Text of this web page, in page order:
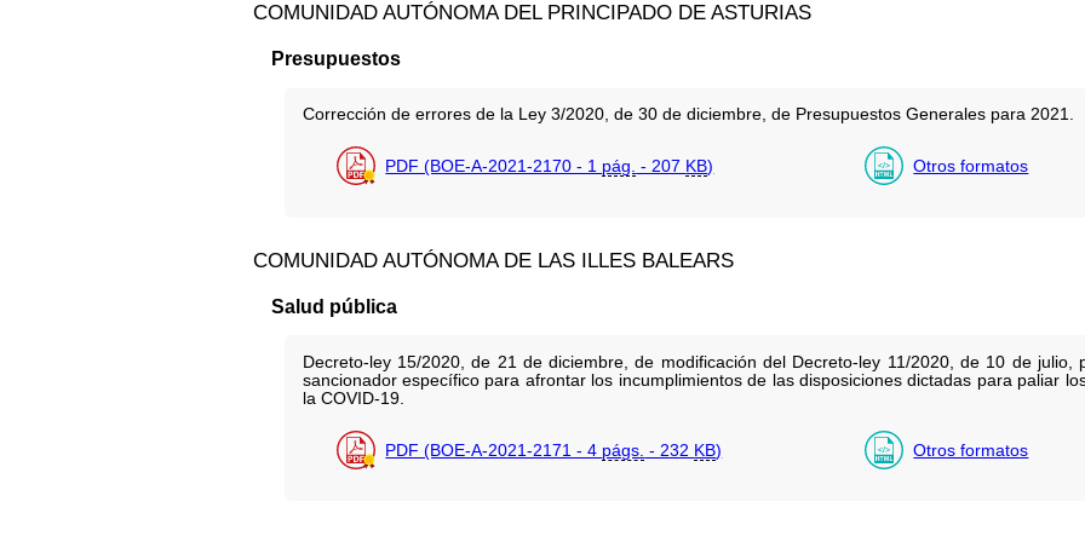
COMUNIDAD AUTÓNOMA DEL PRINCIPADO DE ASTURIAS
Presupuestos
Corrección de errores de la Ley 3/2020, de 30 de diciembre, de Presupuestos Generales para 2021.
PDF (BOE-A-2021-2170 - 1 pág. - 207 KB) Otros formatos
COMUNIDAD AUTÓNOMA DE LAS ILLES BALEARS
Salud pública
Decreto-ley 15/2020, de 21 de diciembre, de modificación del Decreto-ley 11/2020, de 10 de
sancionador específico para afrontar los incumplimientos de las disposiciones dictadas para paliar
la COVID-19.
PDF (BOE-A-2021-2171 - 4 págs. - 232 KB) Otros formatos